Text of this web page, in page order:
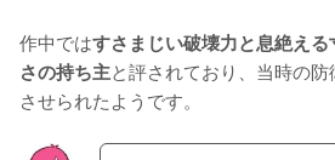
作中ではすさまじい破壊力と息絶え
さの持ち主と評されており、当時の
させられたようです。